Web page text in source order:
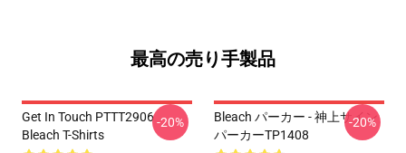
最高の売り手製品
Get In Touch PTTT2906
Bleach T-Shirts
-20%
Bleach パーカー - 神上サイン
パーカーTP1408
-20%